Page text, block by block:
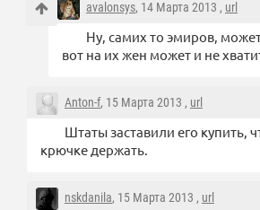
avalonsys, 14 Марта 2013 , url
Ну, самих то эмиров,
вот на их жен может и не
Anton-f, 15 Марта 2013 , url
Штаты заставили его купить,
крючке держать.
nskdanila, 15 Марта 2013 , url